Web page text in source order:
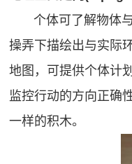
个体可了解物体与
操弄下描绘出与实际
地图，可提供个体计
监控行动的方向正确
一样的积木。